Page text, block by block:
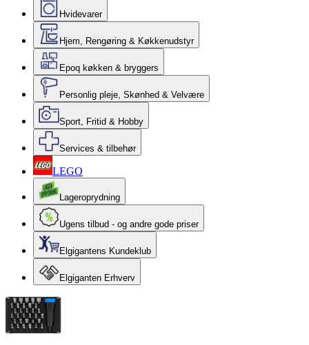
Hvidevarer
Hjem, Rengøring & Køkkenudstyr
Epoq køkken & bryggers
Personlig pleje, Skønhed & Velvære
Sport, Fritid & Hobby
Services & tilbehør
LEGO
Lageroprydning
Ugens tilbud - og andre gode priser
Elgigantens Kundeklub
Elgiganten Erhverv